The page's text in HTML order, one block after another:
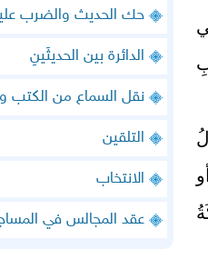
حَالِ الراوي (7) أو
حك الحديث والضرب
الدائرة بين الحديثَينِ
نقل السماع من الكتب
التلقين
الانتخاب
عقد المجالس في